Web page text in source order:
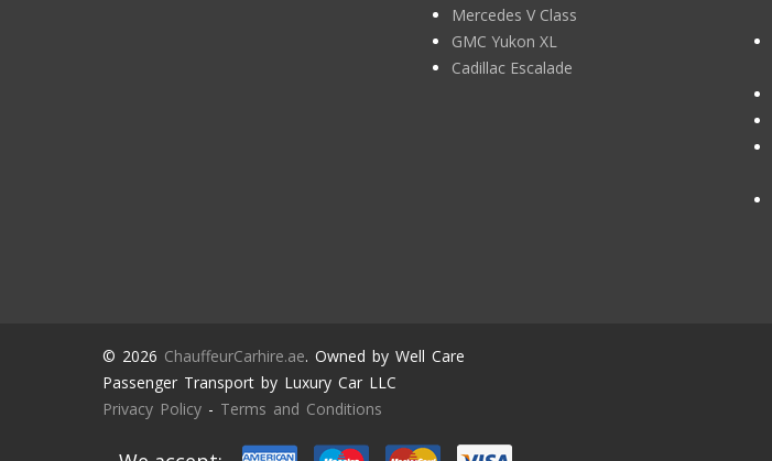
Mercedes V Class
GMC Yukon XL
Cadillac Escalade
© 2026 ChauffeurCarhire.ae. Owned by Well Care
Passenger Transport by Luxury Car LLC
Privacy Policy- Terms and Conditions